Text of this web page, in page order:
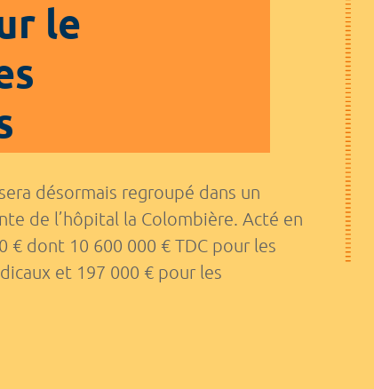
le
désormais regroupé dans un
de l’hôpital la Colombière. Acté en
dont 10 600 000 € TDC pour les
et 197 000 € pour les